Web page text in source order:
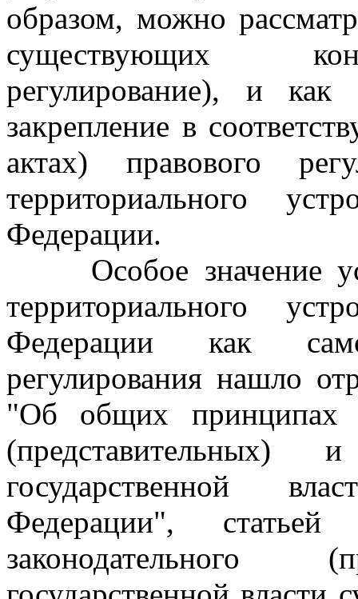
образом, можно
существующих
регулирование), и
закрепление в
актах) правового
территориального
Федерации.
Особое значение
территориального
Федерации как
регулирования нашло
"Об общих принципах
(представительных)
государственной
Федерации",
законодательного